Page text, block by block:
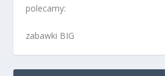
polecamy:
zabawki BIG